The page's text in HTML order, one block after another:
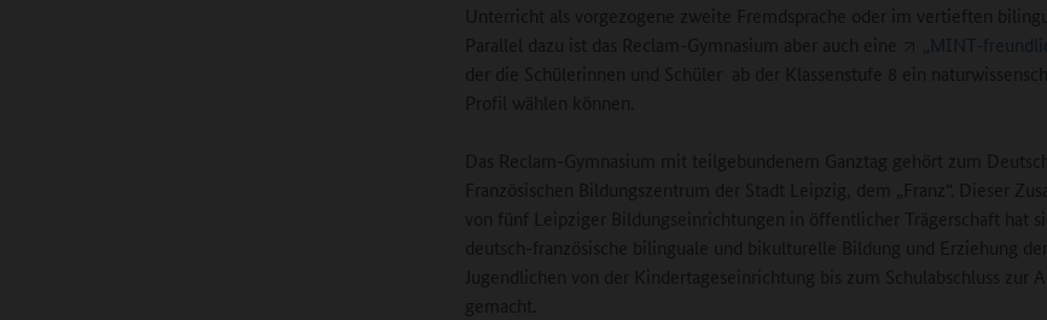
Unterricht als vorgezogene zweite Fremdsprache oder im vertieften
Parallel dazu ist das Reclam-Gymnasium aber auch eine
„MINT-
der die Schülerinnen und Schüler ab der Klassenstufe 8 ein
Profil wählen können.
Das Reclam-Gymnasium mit teilgebundenem Ganztag gehört zum
Französischen Bildungszentrum der Stadt Leipzig, dem „Franz“. Dieser
von fünf Leipziger Bildungseinrichtungen in öffentlicher Trägerschaft hat
deutsch-französische bilinguale und bikulturelle Bildung und Erziehung
Jugendlichen von der Kindertageseinrichtung bis zum Schulabschluss zur
gemacht.